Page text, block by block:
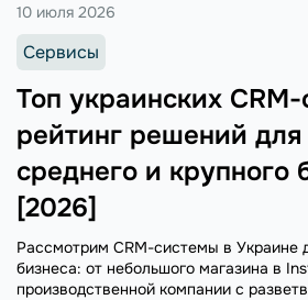
Топ украинских
рейтинг решений для
среднего и крупного
[2026]
10 июля 2026
Сервисы
Рассмотрим CRM-системы в Украине
бизнеса: от небольшого магазина в
производственной компании с